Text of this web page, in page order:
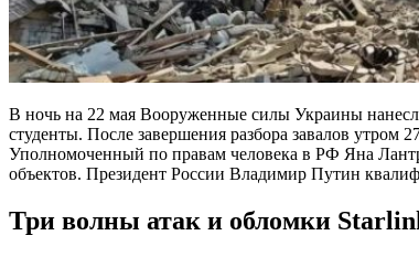
В ночь на 22 мая Вооруженные силы Украины
студенты. После завершения разбора завалов утром
Уполномоченный по правам человека в РФ Яна
объектов. Президент России Владимир Путин
Три волны атак и обломки